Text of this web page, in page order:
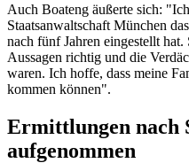
Auch Boateng äußerte sich:
Staatsanwaltschaft München
nach fünf Jahren eingestellt
Aussagen richtig und die
waren. Ich hoffe, dass meine
kommen können".
Ermittlungen nach
aufgenommen